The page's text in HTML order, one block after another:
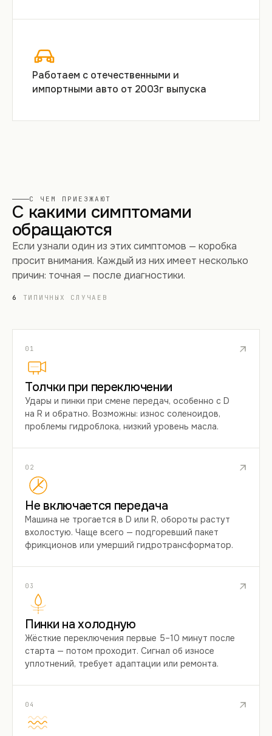
Работаем с отечественными и
импортными авто от 2003г выпуска
С ЧЕМ ПРИЕЗЖАЮТ
С какими симптомами
обращаются
Если узнали один из этих симптомов — коробка
просит внимания. Каждый из них имеет несколько
причин: точная — после диагностики.
6 ТИПИЧНЫХ СЛУЧАЕВ
01
Толчки при переключении
Удары и пинки при смене передач, особенно с D
на R и обратно. Возможны: износ соленоидов,
проблемы гидроблока, низкий уровень масла.
02
Не включается передача
Машина не трогается в D или R, обороты растут
вхолостую. Чаще всего — подгоревший пакет
фрикционов или умерший гидротрансформатор.
03
Пинки на холодную
Жёсткие переключения первые 5–10 минут после
старта — потом проходит. Сигнал об износе
уплотнений, требует адаптации или ремонта.
04